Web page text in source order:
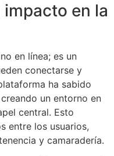
en la
en línea; es un
conectarse y
ha sabido
un entorno en
central. Esto
entre los usuarios,
y camaradería.